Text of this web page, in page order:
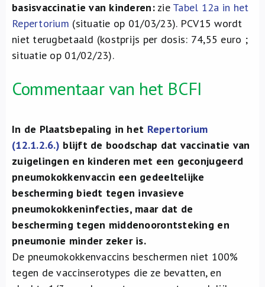
basisvaccinatie van kinderen:zie Tabel 12a in het
Repertorium (situatie op 01/03/23). PCV15 wordt
niet terugbetaald (kostprijs per dosis: 74,55 euro ;
situatie op 01/02/23).
Commentaar van het BCFI
In de Plaatsbepaling in het Repertorium
(12.1.2.6.) blijft de boodschap dat vaccinatie van
zuigelingen en kinderen met een geconjugeerd
pneumokokkenvaccin een gedeeltelijke
bescherming biedt tegen invasieve
pneumokokkeninfecties, maar dat de
bescherming tegen middenoorontsteking en
pneumonie minder zeker is.
De pneumokokkenvaccins beschermen niet 100%
tegen de vaccinserotypes die ze bevatten, en